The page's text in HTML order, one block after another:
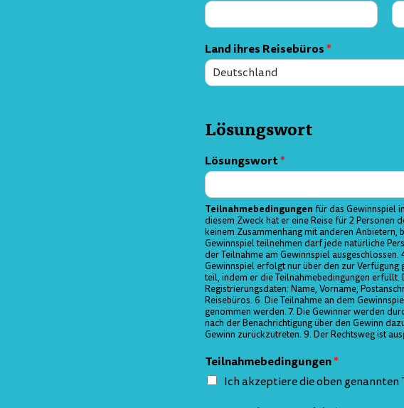
Land ihres Reisebüros*
Lösungswort
Lösungswort*
Teilnahmebedingungen für das Gewinnspiel
diesem Zweck hat er eine Reise für 2 Personen
keinem Zusammenhang mit anderen Anbietern,
Gewinnspiel teilnehmen darf jede natürliche
der Teilnahme am Gewinnspiel
Gewinnspiel erfolgt nur über den zur Verfügung
teil, indem er die Teilnahmebedingungen
Registrierungsdaten: Name, Vorname,
Reisebüros. 6. Die Teilnahme an dem
genommen werden. 7. Die Gewinner werden
nach der Benachrichtigung über den Gewinn
Gewinn zurückzutreten. 9. Der Rechtsweg ist
Teilnahmebedingungen*
Ich akzeptiere die oben genannten